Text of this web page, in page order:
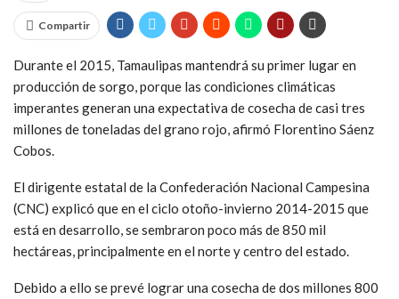
Compartir
Durante el 2015, Tamaulipas mantendrá su primer lugar en
producción de sorgo, porque las condiciones climáticas
imperantes generan una expectativa de cosecha de casi tres
millones de toneladas del grano rojo, afirmó Florentino Sáenz
Cobos.
El dirigente estatal de la Confederación Nacional Campesina
(CNC) explicó que en el ciclo otoño-invierno 2014-2015 que
está en desarrollo, se sembraron poco más de 850 mil
hectáreas, principalmente en el norte y centro del estado.
Debido a ello se prevé lograr una cosecha de dos millones 800